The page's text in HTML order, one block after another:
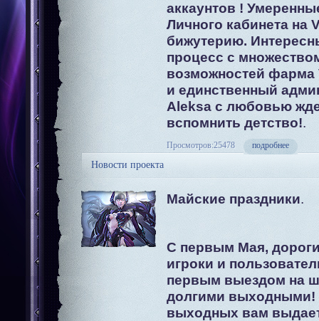
аккаунтов !
Личного кабинета на
бижутерию.
процесс с
возможностей фарма
и единственный
Aleksa с любовью
вспомнить детство!.
Просмотров:25478 подробнее
Новости проекта
Майские праздники.
С первым Мая,
игроки и
первым выездом на
долгими выходными!
выходных вам